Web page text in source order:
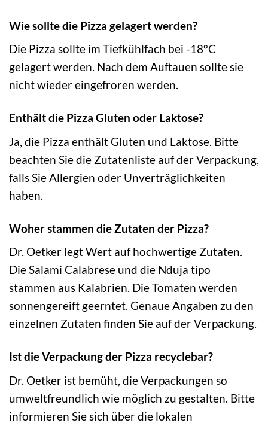
Wie sollte die Pizza gelagert werden?
Die Pizza sollte im Tiefkühlfach bei -18°C
gelagert werden. Nach dem Auftauen sollte sie
nicht wieder eingefroren werden.
Enthält die Pizza Gluten oder Laktose?
Ja, die Pizza enthält Gluten und Laktose. Bitte
beachten Sie die Zutatenliste auf der Verpackung,
falls Sie Allergien oder Unverträglichkeiten
haben.
Woher stammen die Zutaten der Pizza?
Dr. Oetker legt Wert auf hochwertige Zutaten.
Die Salami Calabrese und die Nduja tipo
stammen aus Kalabrien. Die Tomaten werden
sonnengereift geerntet. Genaue Angaben zu den
einzelnen Zutaten finden Sie auf der Verpackung.
Ist die Verpackung der Pizza recyclebar?
Dr. Oetker ist bemüht, die Verpackungen so
umweltfreundlich wie möglich zu gestalten. Bitte
informieren Sie sich über die lokalen